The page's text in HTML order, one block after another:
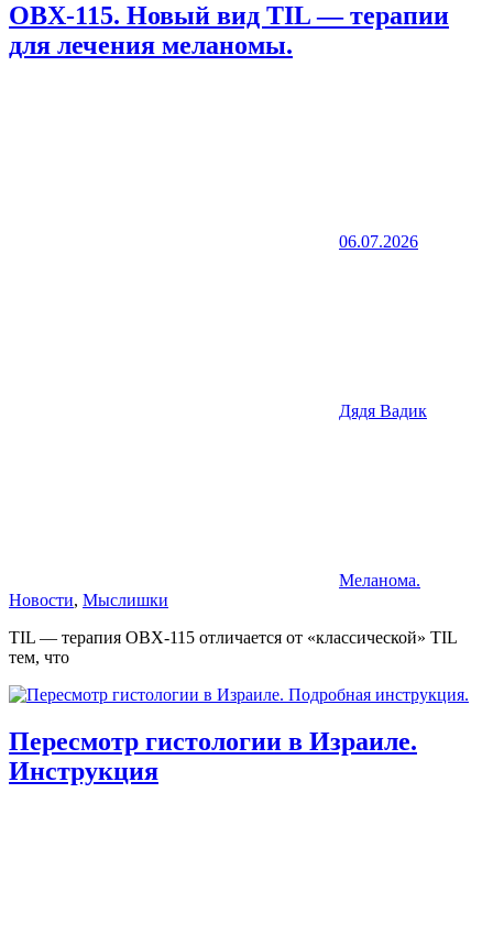
OBX-115. Новый вид TIL — терапии
для лечения меланомы.
06.07.2026
Дядя Вадик
Меланома.
Новости, Мыслишки
TIL — терапия OBX-115 отличается от «классической» TIL
тем, что
Пересмотр гистологии в Израиле.
Инструкция